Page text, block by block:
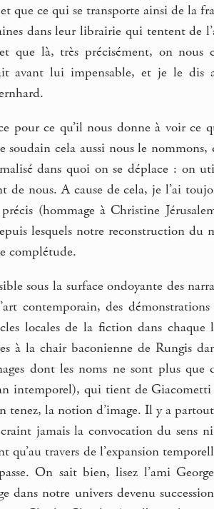
ce qui se transporte ainsi de la
dans leur librairie qui tentent de
que là, très précisément, on
avant lui impensable, et je le dis
pour ce qu’il nous donne à voir
cela aussi nous le nommons,
dans quoi on se déplace : on
de nous. A cause de cela, je l’ai
(hommage à Christine
lesquels notre reconstruction du
complétude.
sous la surface ondoyante des
contemporain, des
locales de la fiction dans chaque
à la chair baconienne de Rungis
dont les noms ne sont plus que
intemporel), qui tient de
la notion d’image. Il y a partout
jamais la convocation du sens
travers de l’expansion
On sait bien, lisez l’ami
dans notre univers devenu